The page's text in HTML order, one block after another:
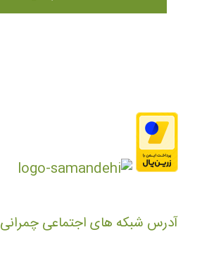
آدرس شبکه های اجتماعی چمرانی